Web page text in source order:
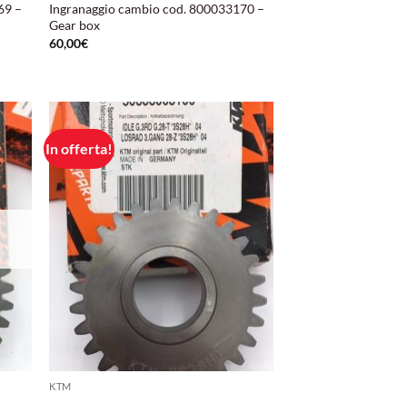
–
Ingranaggio cambio cod. 800033170 –
Gear box
60,00€
In offerta!
Aggiungi
alla lista
KTM